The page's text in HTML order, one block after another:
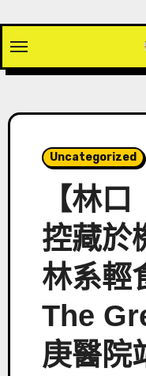
content
Uncategorized
【林
控藏於
林系輕
The
庚醫院